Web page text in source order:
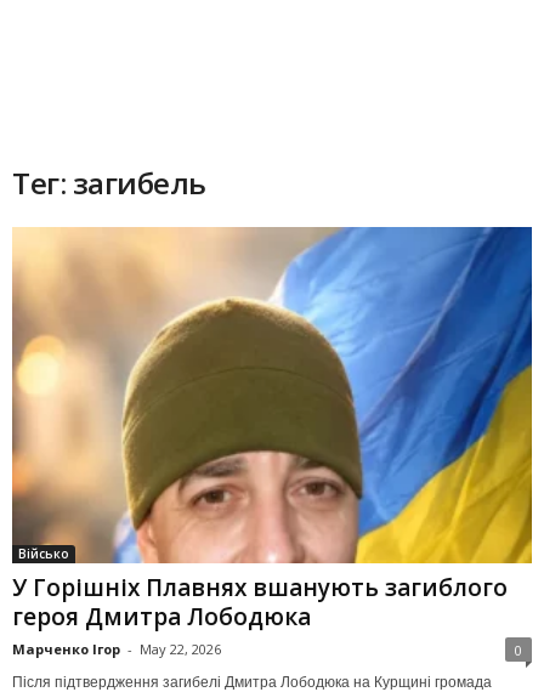
Тег: загибель
Військо
У Горішніх Плавнях вшанують загиблого
героя Дмитра Лободюка
Марченко Ігор - May 22, 2026 0
Після підтвердження загибелі Дмитра Лободюка на Курщині громада